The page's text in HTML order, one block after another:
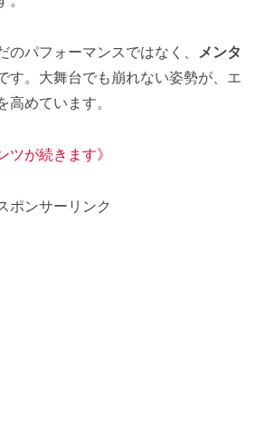
パフォーマンスではなく、 メンタ
す。大舞台でも崩れない姿勢が、エ
めています。
ツが続きます》
ポンサーリンク